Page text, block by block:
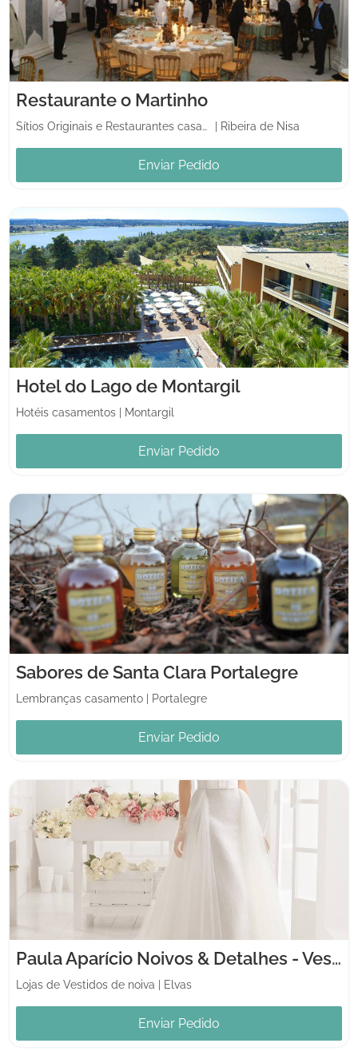
Restaurante o Martinho
Sítios Originais e Restaurantes casamentos Ribeira de Nisa
Enviar Pedido
Hotel do Lago de Montargil
Hotéis casamentos Montargil
Enviar Pedido
Sabores de Santa Clara Portalegre
Lembranças casamento Portalegre
Enviar Pedido
Paula Aparício Noivos & Detalhes - Vestidos de Noiva
Lojas de Vestidos de noiva Elvas
Enviar Pedido